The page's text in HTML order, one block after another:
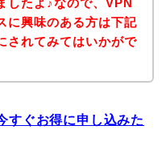
したよ♪なので、VPN
に興味のある方は下記
されてみてはいかがで
すぐお得に申し込みた